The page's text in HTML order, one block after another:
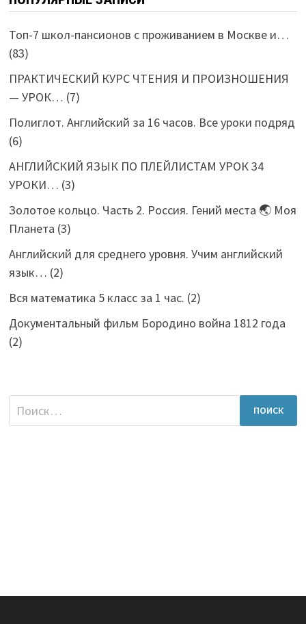
Топ-7 школ-пансионов с проживанием в Москве и…
(83)
ПРАКТИЧЕСКИЙ КУРС ЧТЕНИЯ И ПРОИЗНОШЕНИЯ
— УРОК… (7)
Полиглот. Английский за 16 часов. Все уроки подряд
(6)
АНГЛИЙСКИЙ ЯЗЫК ПО ПЛЕЙЛИСТАМ УРОК 34
УРОКИ… (3)
Золотое кольцо. Часть 2. Россия. Гений места 🌏 Моя
Планета (3)
Английский для среднего уровня. Учим английский
язык… (2)
Вся математика 5 класс за 1 час. (2)
Документальный фильм Бородино война 1812 года
(2)
Найти: